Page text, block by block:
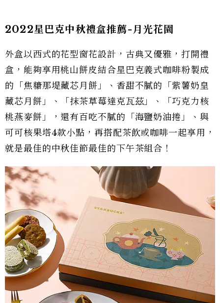
2022星巴克中秋禮盒推薦-月光花園
外盒以西式的花型窗花設計，古典又優雅，打開禮
盒，能夠享用桃山餅皮結合星巴克義式咖啡粉製成
的「焦糖那堤藏芯月餅」、香甜不膩的「紫薯奶皇
藏芯月餅」、「抹茶草莓達克瓦茲」、「巧克力核
桃燕麥餅」，還有百吃不膩的「海鹽奶油捲」、與
可可核果塔4款小點，再搭配茶飲或咖啡一起享用，
就是最佳的中秋佳節最佳的下午茶組合！